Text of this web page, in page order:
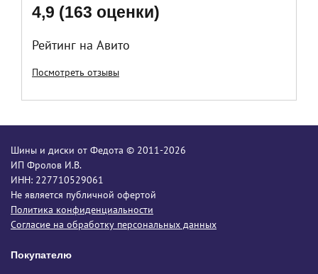
4,9 (163 оценки)
Рейтинг на Авито
Посмотреть отзывы
Шины и диски от Федота © 2011-2026
ИП Фролов И.В.
ИНН: 227710529061
Не является публичной офертой
Политика конфиденциальности
Согласие на обработку персональных данных
Покупателю